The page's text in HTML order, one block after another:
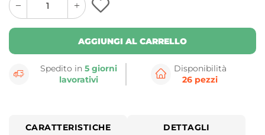
quantity
button
quantity
minus
button
AGGIUNGI AL CARRELLO
Spedito in5 giorni
lavorativi
Disponibilità
26 pezzi
CARATTERISTICHE DETTAGLI